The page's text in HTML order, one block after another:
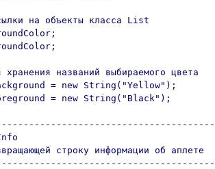
на объекты класса List
хранения названий выбираемого цвета
= new String("Yellow");
= new String("Black");
строку информации об аплете